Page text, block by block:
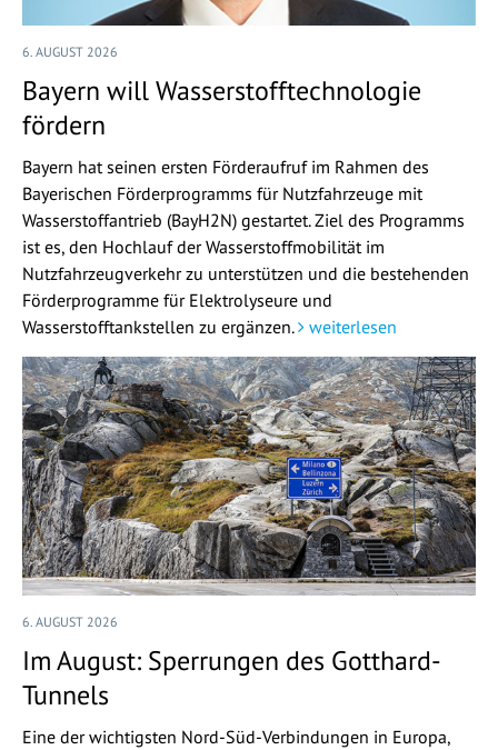
6. AUGUST 2026
Bayern will Wasserstofftechnologie
fördern
Bayern hat seinen ersten Förderaufruf im Rahmen des
Bayerischen Förderprogramms für Nutzfahrzeuge mit
Wasserstoffantrieb (BayH2N) gestartet. Ziel des Programms
ist es, den Hochlauf der Wasserstoffmobilität im
Nutzfahrzeugverkehr zu unterstützen und die bestehenden
Förderprogramme für Elektrolyseure und
Wasserstofftankstellen zu ergänzen.
weiterlesen
6. AUGUST 2026
Im August: Sperrungen des Gotthard-
Tunnels
Eine der wichtigsten Nord-Süd-Verbindungen in Europa,